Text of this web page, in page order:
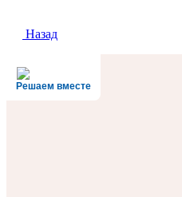
Назад
Решаем вместе